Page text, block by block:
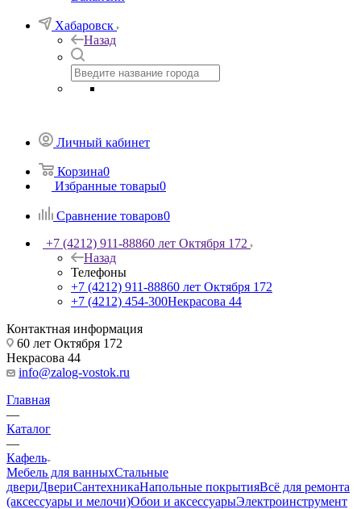
Хабаровск
Назад
Личный кабинет
Корзина0
Избранные товары0
Сравнение товаров0
+7 (4212) 911-88860 лет Октября 172
Назад
Телефоны
+7 (4212) 911-88860 лет Октября 172
+7 (4212) 454-300Некрасова 44
Контактная информация
60 лет Октября 172
Некрасова 44
info@zalog-vostok.ru
Главная
—
Каталог
—
Кафель
Мебель для ванныхСтальные
двериДвериСантехникаНапольные покрытияВсё для ремонта
(аксессуары и мелочи)Обои и аксессуарыЭлектроинструмент